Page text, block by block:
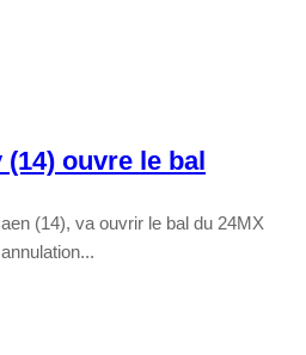
ouvre le bal
(14), va ouvrir le bal du 24MX